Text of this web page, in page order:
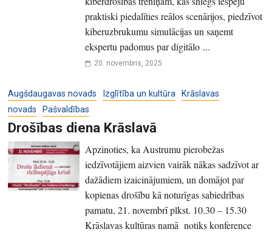
praktiski piedalīties reālos scenārijos, piedzīvot
kiberuzbrukumu simulācijas un saņemt
ekspertu padomus par digitālo ...
20. novembris, 2025
Augšdaugavas novads Izglītība un kultūra
Krāslavas
novads
Pašvaldības
Drošības diena Krāslavā
Apzinoties, ka Austrumu pierobežas
iedzīvotājiem aizvien vairāk nākas sadzīvot ar
dažādiem izaicinājumiem, un domājot par
kopienas drošību kā noturīgas sabiedrības
pamatu, 21. novembrī plkst. 10.30 – 15.30
Krāslavas kultūras namā notiks konference